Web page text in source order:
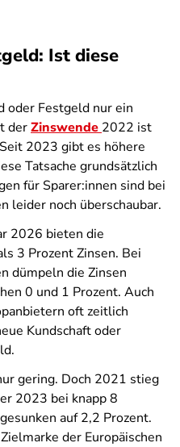
Ist diese
oder Festgeld nur ein
derZinswende 2022 ist
2023 gibt es höhere
Tatsache grundsätzlich
für Sparer:innen sind bei
leider noch überschaubar.
2026 bieten die
3 Prozent Zinsen. Bei
dümpeln die Zinsen
0 und 1 Prozent. Auch
oft zeitlich
Kundschaft oder
gering. Doch 2021 stieg
2023 bei knapp 8
auf 2,2 Prozent.
der Europäischen